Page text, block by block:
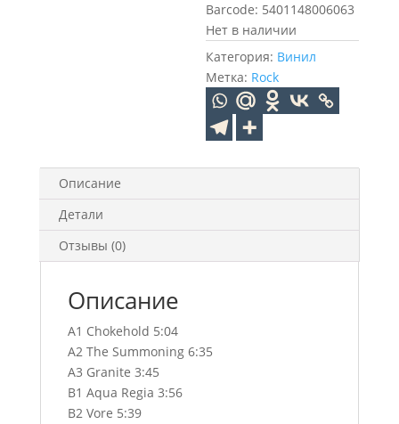
Barcode: 5401148006063
Нет в наличии
Категория: Винил
Метка: Rock
Описание
Детали
Отзывы (0)
Описание
A1 Chokehold 5:04
A2 The Summoning 6:35
A3 Granite 3:45
B1 Aqua Regia 3:56
B2 Vore 5:39